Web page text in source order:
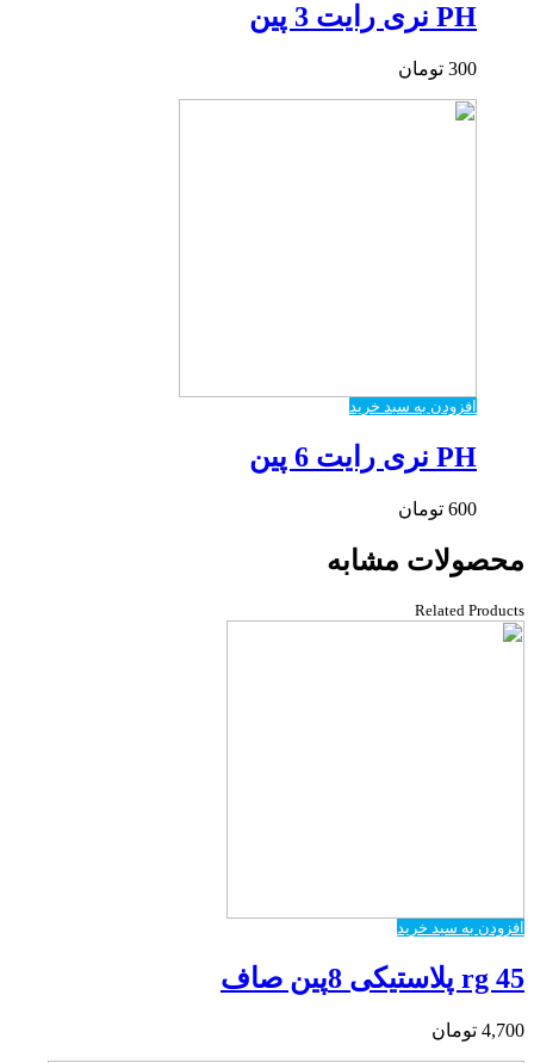
PH نری رایت 3 پین
300 تومان
افزودن به سبد خرید
PH نری رایت 6 پین
600 تومان
محصولات مشابه
Related Products
افزودن به سبد خرید
rg 45 پلاستیکی 8پین صاف
4,700 تومان